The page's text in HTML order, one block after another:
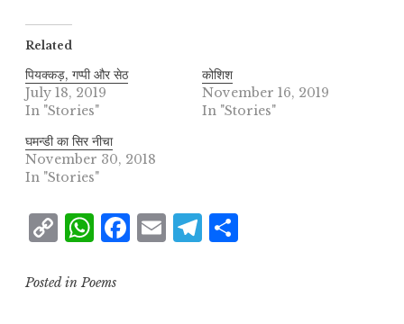
Related
पियक्कड़, गप्पी और सेठ
July 18, 2019
In "Stories"
कोशिश
November 16, 2019
In "Stories"
घमन्डी का सिर नीचा
November 30, 2018
In "Stories"
C
p
W
at
F
E
T
Posted in Poems